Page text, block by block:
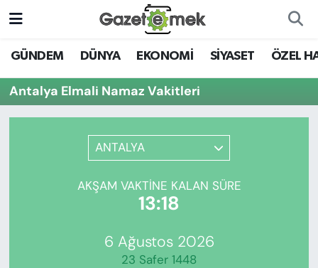
GÜNDEM DÜNYA EKONOMİ SİYASET ÖZEL
Antalya Elmali Namaz Vakitleri
ANTALYA
AKŞAM VAKTINE KALAN SÜRE
13:18
6 Ağustos 2026
23 Safer 1448
DÜNYA
EKONOMİ
YENİ MEDYADA EMEK
GAZETECİLİĞİNİ GELİŞTİRMEK
Nöbetçi Eczaneler
Hava Durumu
Trafik Durumu
Süper Lig Puan Durumu ve Fikstür
Tüm Manşetler